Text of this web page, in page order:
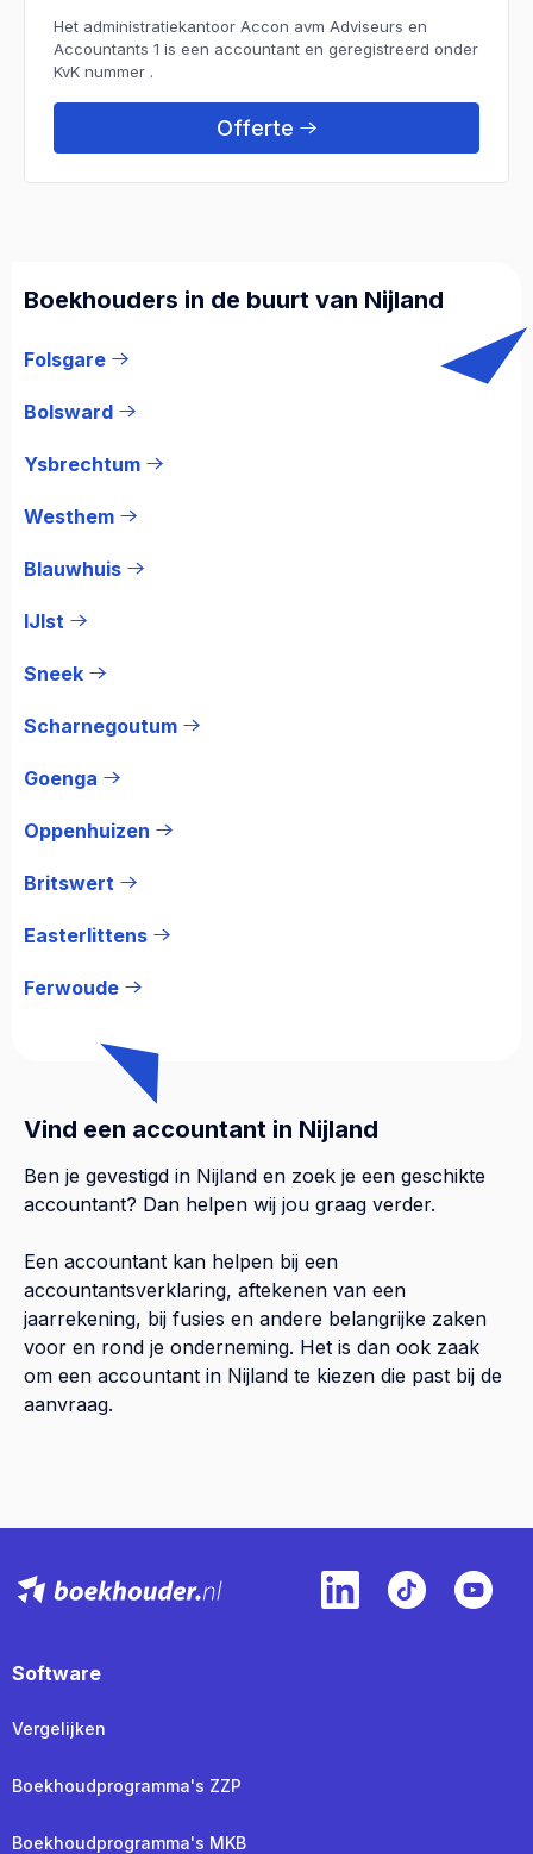
Het administratiekantoor Accon avm Adviseurs en
Accountants 1 is een accountant en geregistreerd onder
KvK nummer .
Offerte
Boekhouders in de buurt van Nijland
Folsgare
Bolsward
Ysbrechtum
Westhem
Blauwhuis
IJlst
Sneek
Scharnegoutum
Goenga
Oppenhuizen
Britswert
Easterlittens
Ferwoude
Vind een accountant in Nijland
Ben je gevestigd in Nijland en zoek je een geschikte
accountant? Dan helpen wij jou graag verder.
Een accountant kan helpen bij een
accountantsverklaring, aftekenen van een
jaarrekening, bij fusies en andere belangrijke zaken
voor en rond je onderneming. Het is dan ook zaak
om een accountant in Nijland te kiezen die past bij de
aanvraag.
Software
Vergelijken
Boekhoudprogramma's ZZP
Boekhoudprogramma's MKB